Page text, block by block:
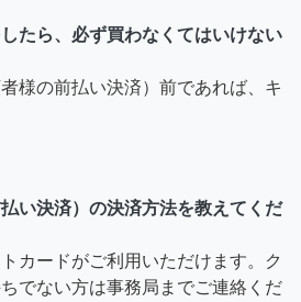
たら、必ず買わなくてはいけない
様の前払い決済）前であれば、キ
い決済）の決済方法を教えてくだ
カードがご利用いただけます。ク
でない方は事務局までご連絡くだ